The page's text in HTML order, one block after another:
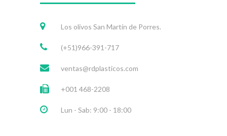
Los olivos San Martín de Porres.
(+51)966-391-717
ventas@rdplasticos.com
+001 468-2208
Lun - Sab: 9:00 - 18:00